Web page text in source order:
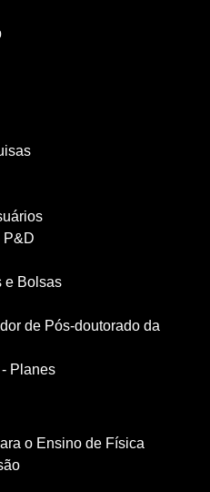
P&D
e Bolsas
de Pós-doutorado da
Planes
o Ensino de Física